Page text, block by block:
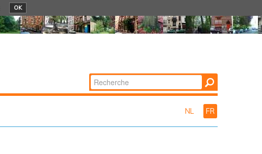
OK
Chercher par
Recherche
NL FR